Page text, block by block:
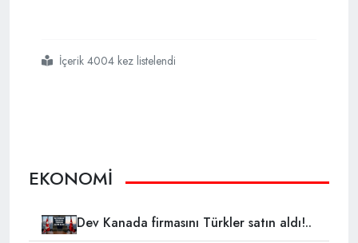
#varlık fonu
#amacı nedir
İçerik 4004 kez listelendi
EKONOMİ
Dev Kanada firmasını Türkler satın aldı!..